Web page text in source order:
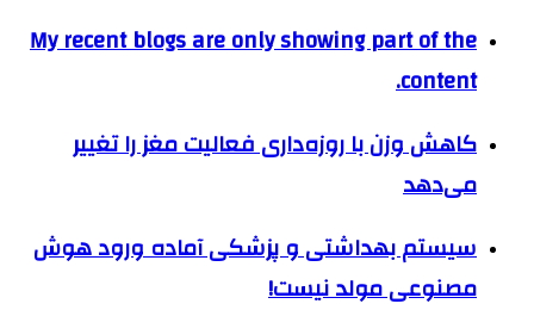
My recent blogs are only showing part of the
content.
کاهش وزن با روزه‌داری فعالیت مغز را تغییر
می‌دهد
سیستم بهداشتی و پزشکی آماده ورود هوش
مصنوعی مولد نیست!